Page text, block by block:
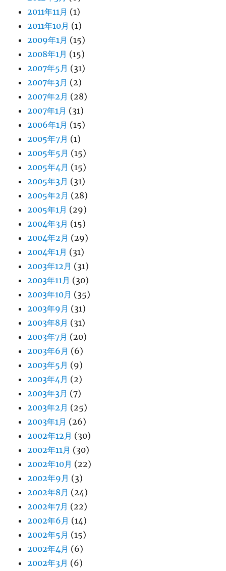
2011年11月 (1)
2011年10月 (1)
2009年1月 (15)
2008年1月 (15)
2007年5月 (31)
2007年3月 (2)
2007年2月 (28)
2007年1月 (31)
2006年1月 (15)
2005年7月 (1)
2005年5月 (15)
2005年4月 (15)
2005年3月 (31)
2005年2月 (28)
2005年1月 (29)
2004年3月 (15)
2004年2月 (29)
2004年1月 (31)
2003年12月 (31)
2003年11月 (30)
2003年10月 (35)
2003年9月 (31)
2003年8月 (31)
2003年7月 (20)
2003年6月 (6)
2003年5月 (9)
2003年4月 (2)
2003年3月 (7)
2003年2月 (25)
2003年1月 (26)
2002年12月 (30)
2002年11月 (30)
2002年10月 (22)
2002年9月 (3)
2002年8月 (24)
2002年7月 (22)
2002年6月 (14)
2002年5月 (15)
2002年4月 (6)
2002年3月 (6)